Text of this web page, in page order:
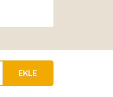
EKLE